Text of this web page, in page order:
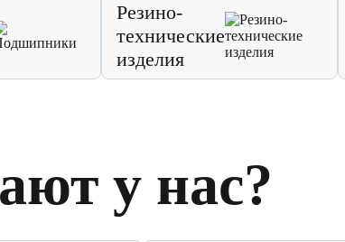
Резино-
технические
изделия
у нас?